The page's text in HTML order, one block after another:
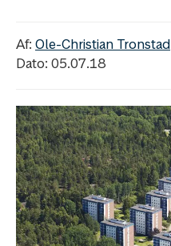
Af: Ole-Christian Tronstad
Dato: 05.07.18